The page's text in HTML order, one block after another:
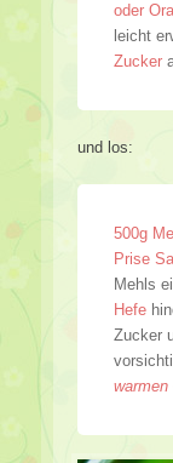
oder
leicht
Zucker
und los:
500g
Prise
Mehls
Hefe
Zucker
warmen